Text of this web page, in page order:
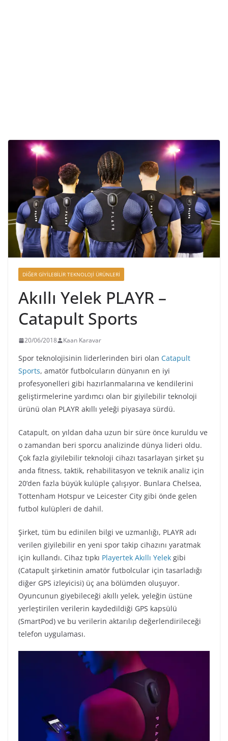
DIĞER GIYILEBILIR TEKNOLOJI ÜRÜNLERI
Akıllı Yelek PLAYR –
Catapult Sports
20/06/2018 Kaan Karavar
Spor teknolojisinin liderlerinden biri olan Catapult
Sports, amatör futbolcuların dünyanın en iyi
profesyonelleri gibi hazırlanmalarına ve kendilerini
geliştirmelerine yardımcı olan bir giyilebilir teknoloji
ürünü olan PLAYR akıllı yeleği piyasaya sürdü.
Catapult, on yıldan daha uzun bir süre önce kuruldu ve
o zamandan beri sporcu analizinde dünya lideri oldu.
Çok fazla giyilebilir teknoloji cihazı tasarlayan şirket şu
anda fitness, taktik, rehabilitasyon ve teknik analiz için
20’den fazla büyük kulüple çalışıyor. Bunlara Chelsea,
Tottenham Hotspur ve Leicester City gibi önde gelen
futbol kulüpleri de dahil.
Şirket, tüm bu edinilen bilgi ve uzmanlığı, PLAYR adı
verilen giyilebilir en yeni spor takip cihazını yaratmak
için kullandı. Cihaz tıpkı Playertek Akıllı Yelek gibi
(Catapult şirketinin amatör futbolcular için tasarladığı
diğer GPS izleyicisi) üç ana bölümden oluşuyor.
Oyuncunun giyebileceği akıllı yelek, yeleğin üstüne
yerleştirilen verilerin kaydedildiği GPS kapsülü
(SmartPod) ve bu verilerin aktarılıp değerlendirileceği
telefon uygulaması.